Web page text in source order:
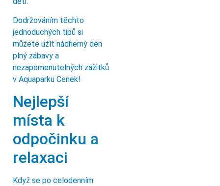
Dodržováním těchto
jednoduchých tipů si
můžete užít nádherný den
plný zábavy a
nezapomenutelných zážitků
v Aquaparku Cenek!
Nejlepší
místa k
odpočinku a
relaxaci
Když se po celodenním